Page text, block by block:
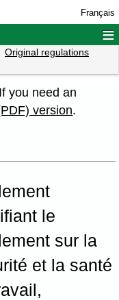
Français
≡
Original regulations
you need an
version.
le
sur la
et la santé